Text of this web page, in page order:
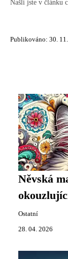
Našli jste v článku
Publikováno: 30.
Něvská
Ostatní
28. 04. 2026